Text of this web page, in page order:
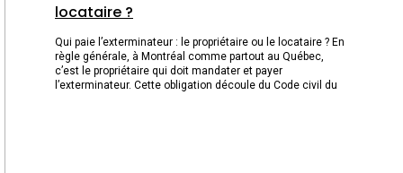
locataire ?
Qui paie l’exterminateur : le propriétaire ou le locataire ? En
règle générale, à Montréal comme partout au Québec,
c’est le propriétaire qui doit mandater et payer
l’exterminateur. Cette obligation découle du Code civil du